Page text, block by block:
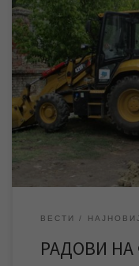
У понедељак 16.
канализацији у
замену 200 метара
нових шахтова. Током
режима саобраћаја. У
радови на фекалној
Стратимировића и
ВЕСТИ
РАДОВИ НА